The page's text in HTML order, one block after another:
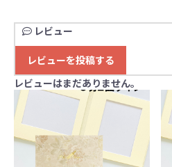
お買い物を続ける
レビュー
レビューを投稿する
レビューはまだありません。